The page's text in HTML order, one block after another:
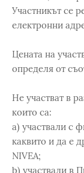
Участникът се
електронни
Цената на
определя от
Не участват в
които са:
a) участвали с
каквито и да е
NIVEA;
b) участвали в